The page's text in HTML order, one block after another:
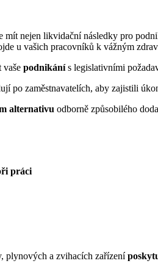
nejen likvidační následky pro
u vašich pracovníků k vážným
vaše podnikánís legislativními
po zaměstnavatelích, aby zajistili
alternativu odborně způsobilého
práci
plynových a zvihacích zařízení